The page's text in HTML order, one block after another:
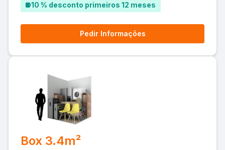
10 % desconto primeiros 12 meses
Pedir Informações
Box 3.4m²